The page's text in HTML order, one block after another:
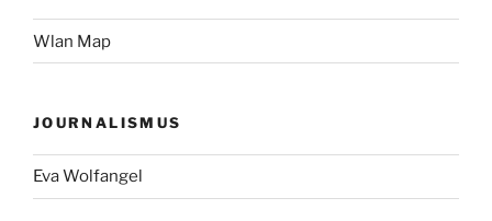
Wlan Map
JOURNALISMUS
Eva Wolfangel